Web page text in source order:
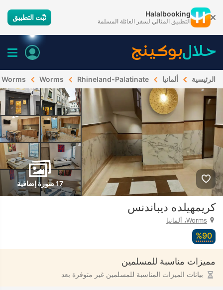
Halalbooking
التطبيق المثالي لسفر العائلة المسلمة ثبّت التطبيق
الرئيسية ألمانيا Rhineland-Palatinate
Worms
Worms
17 صورة إضافية
كريمهيلده ديباندنس
Worms، ألمانيا
90‏%
مميزات مناسبة للمسلمين
بيانات الميزات المناسبة للمسلمين غير متوفرة بعد